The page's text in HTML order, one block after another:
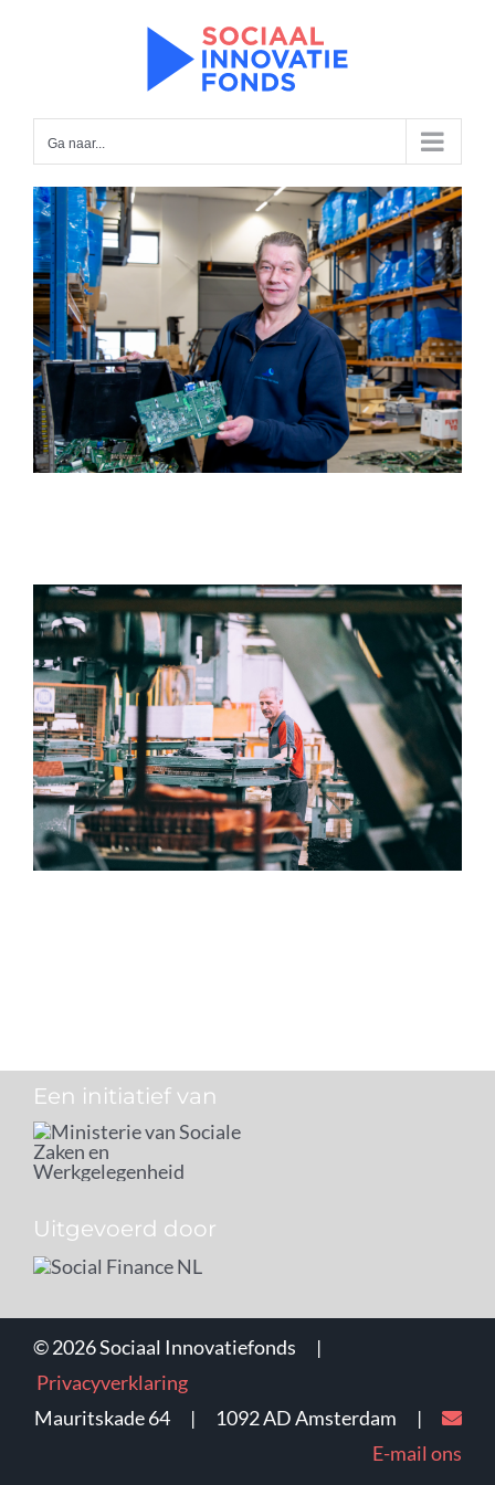
Ga naar...
Een initiatief van
Uitgevoerd door
©2026 Sociaal Innovatiefonds |
Privacyverklaring
Mauritskade 64 | 1092 AD Amsterdam |
E-mail ons